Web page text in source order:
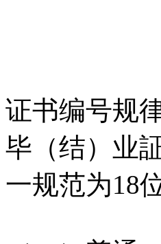
证书编号规
毕（结）业
一规范为18位